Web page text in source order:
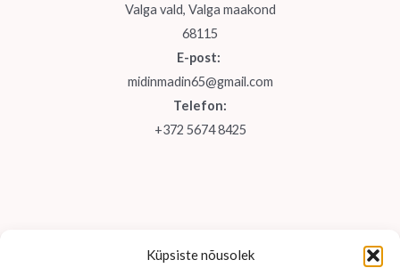
Küpsiste nõusolek
Valga vald, Valga maakond
68115
E-post:
midinmadin65@gmail.com
Telefon:
+372 5674 8425